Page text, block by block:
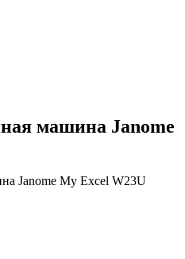
машина Janome